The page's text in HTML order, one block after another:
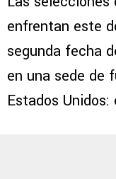
enfrentan este
segunda fecha
en una sede de
Estados Unidos: